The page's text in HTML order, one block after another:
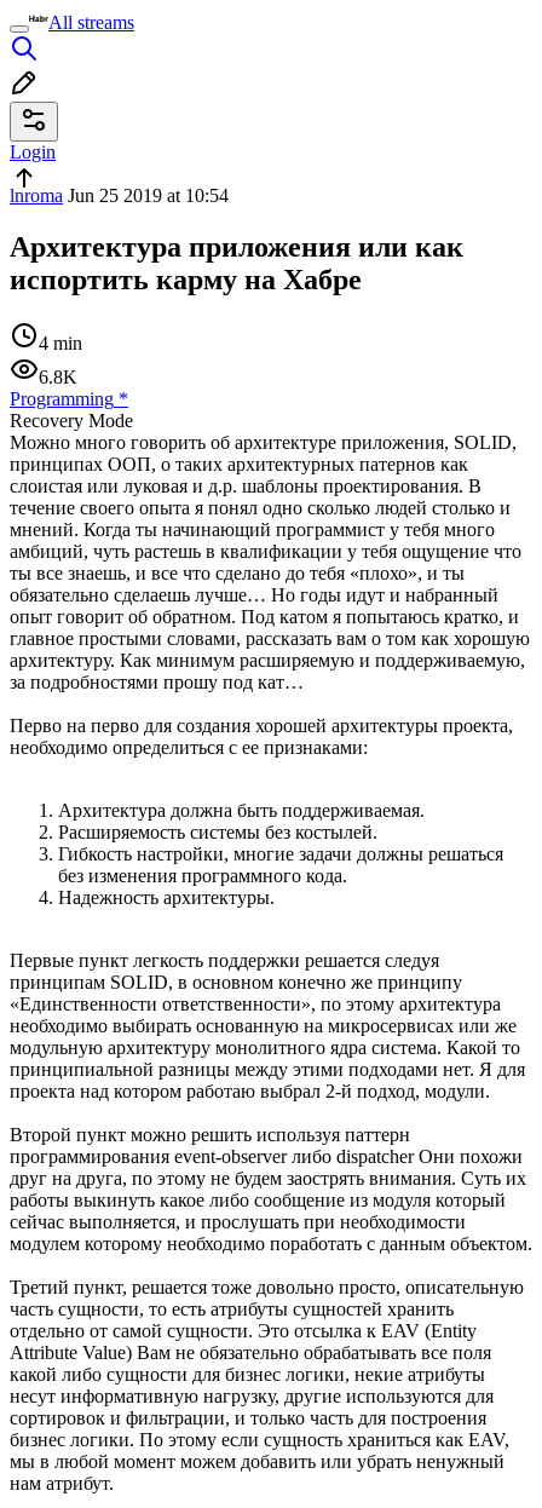
All streams
Login
lnroma Jun 25 2019 at 10:54
Архитектура приложения или как
испортить карму на Хабре
4 min
6.8K
Programming *
Recovery Mode
Можно много говорить об архитектуре приложения, SOLID,
принципах ООП, о таких архитектурных патернов как
слоистая или луковая и д.р. шаблоны проектирования. В
течение своего опыта я понял одно сколько людей столько и
мнений. Когда ты начинающий программист у тебя много
амбиций, чуть растешь в квалификации у тебя ощущение что
ты все знаешь, и все что сделано до тебя «плохо», и ты
обязательно сделаешь лучше… Но годы идут и набранный
опыт говорит об обратном. Под катом я попытаюсь кратко, и
главное простыми словами, рассказать вам о том как хорошую
архитектуру. Как минимум расширяемую и поддерживаемую,
за подробностями прошу под кат…
Перво на перво для создания хорошей архитектуры проекта,
необходимо определиться с ее признаками:
Архитектура должна быть поддерживаемая.
Расширяемость системы без костылей.
Гибкость настройки, многие задачи должны решаться
без изменения программного кода.
Надежность архитектуры.
Первые пункт легкость поддержки решается следуя
принципам SOLID, в основном конечно же принципу
«Единственности ответственности», по этому архитектура
необходимо выбирать основанную на микросервисах или же
модульную архитектуру монолитного ядра система. Какой то
принципиальной разницы между этими подходами нет. Я для
проекта над котором работаю выбрал 2-й подход, модули.
Второй пункт можно решить используя паттерн
программирования event-observer либо dispatcher Они похожи
друг на друга, по этому не будем заострять внимания. Суть их
работы выкинуть какое либо сообщение из модуля который
сейчас выполняется, и прослушать при необходимости
модулем которому необходимо поработать с данным объектом.
Третий пункт, решается тоже довольно просто, описательную
часть сущности, то есть атрибуты сущностей хранить
отдельно от самой сущности. Это отсылка к EAV (Entity
Attribute Value) Вам не обязательно обрабатывать все поля
какой либо сущности для бизнес логики, некие атрибуты
несут информативную нагрузку, другие используются для
сортировок и фильтрации, и только часть для построения
бизнес логики. По этому если сущность храниться как EAV,
мы в любой момент можем добавить или убрать ненужный
нам атрибут.